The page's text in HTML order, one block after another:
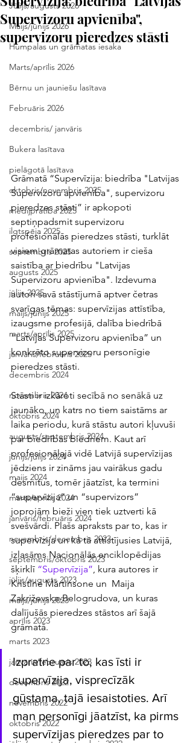
Jūlijs/augusts 2026
Maijs/jūnijs 2026
Humpalas un grāmatas iesaka
Marts/aprīlis 2026
Bērnu un jauniešu lasītava
Februāris 2026
decembris/ janvāris
Bukera lasītava
pielāgotā lasītava
oktobris/novembris 2025
medijpratība 2025
ilgtspēja 2025
septembris 2025
augusts 2025
jūlijs 2025
maijs/jūnijs 2025
marts/aprīlis 2025
janvāris/februāris 2025
decembris 2024
novembris 2024
oktobris 2024
augusts/septembris 2024
jūnijs/jūlijs 2024
maijs 2024
marts/aprīlis 2024
janvāris/februāris 2024
novembris/decembris 2023
septembris/oktobris 2023
jūlijs/augusts 2023
maijs/jūnijs 2023
aprīlis 2023
marts 2023
janvāris/februāris 2023
decembris 2022
novembris 2022
oktobris 2022
Supervizoru apvienība",
supervizoru pieredzes stāsti
Grāmatā “Supervīzija: biedrība "Latvijas
Supervizoru apvienība", supervizoru
pieredzes stāsti” ir apkopoti
septiņpadsmit supervizoru
profesionālās pieredzes stāsti, turklāt
visiem grāmatas autoriem ir cieša
saistība ar biedrību "Latvijas
Supervizoru apvienība". Izdevuma
autori savā stāstījumā aptver četras
svarīgas tēmas: supervīzijas attīstība,
izaugsme profesijā, dalība biedrībā
“Latvijas Supervizoru apvienība” un
konkrēto supervizoru personīgie
pieredzes stāsti.
Stāsti ir izkāroti secībā no senākā uz
jaunāko, un katrs no tiem saistāms ar
laika periodu, kurā stāstu autori kļuvuši
par biedrības biedriem. Kaut arī
profesionālajā vidē Latvijā supervīzijas
jēdziens ir zināms jau vairākus gadu
desmitus, tomēr jāatzīst, ka termini
“supervīzija” un “supervizors”
joprojām bieži vien tiek uztverti kā
svešvārdi. Plašs apraksts par to, kas ir
supervīzija un kā tā attīstījusies Latvijā,
izlasāms Nacionālās enciklopēdijas
šķirklī “Supervīzija” , kura autores ir
Kristīne Mārtinsone un  Maija
Zakriževska-Belogrudova, un kuras
dalījušās pieredzes stāstos arī šajā
grāmatā.
Izpratne par to, kas īsti ir
supervīzija, visprecīzāk
gūstama, tajā iesaistoties. Arī
man personīgi jāatzīst, ka pirms
supervīzijas pieredzes par to